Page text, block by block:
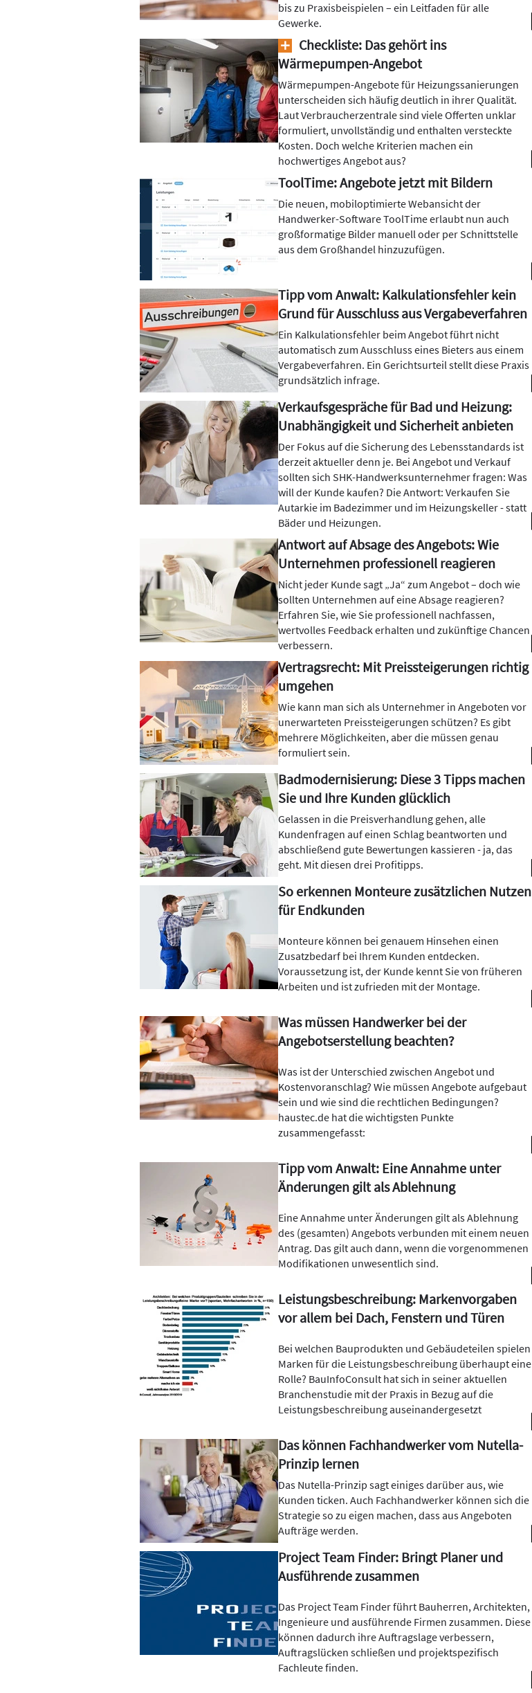
bis zu Praxisbeispielen – ein Leitfaden für alle
Gewerke.
Checkliste: Das gehört ins
Wärmepumpen-Angebot
Wärmepumpen-Angebote für Heizungssanierungen
unterscheiden sich häufig deutlich in ihrer Qualität.
Laut Verbraucherzentrale sind viele Offerten unklar
formuliert, unvollständig und enthalten versteckte
Kosten. Doch welche Kriterien machen ein
hochwertiges Angebot aus?
ToolTime: Angebote jetzt mit Bildern
Die neuen, mobiloptimierte Webansicht der
Handwerker-Software ToolTime erlaubt nun auch
großformatige Bilder manuell oder per Schnittstelle
aus dem Großhandel hinzuzufügen.
Tipp vom Anwalt: Kalkulationsfehler kein
Grund für Ausschluss aus Vergabeverfahren
Ein Kalkulationsfehler beim Angebot führt nicht
automatisch zum Ausschluss eines Bieters aus einem
Vergabeverfahren. Ein Gerichtsurteil stellt diese Praxis
grundsätzlich infrage.
Verkaufsgespräche für Bad und Heizung:
Unabhängigkeit und Sicherheit anbieten
Der Fokus auf die Sicherung des Lebensstandards ist
derzeit aktueller denn je. Bei Angebot und Verkauf
sollten sich SHK-Handwerksunternehmer fragen: Was
will der Kunde kaufen? Die Antwort: Verkaufen Sie
Autarkie im Badezimmer und im Heizungskeller - statt
Bäder und Heizungen.
Antwort auf Absage des Angebots: Wie
Unternehmen professionell reagieren
Nicht jeder Kunde sagt „Ja“ zum Angebot – doch wie
sollten Unternehmen auf eine Absage reagieren?
Erfahren Sie, wie Sie professionell nachfassen,
wertvolles Feedback erhalten und zukünftige Chancen
verbessern.
Vertragsrecht: Mit Preissteigerungen richtig
umgehen
Wie kann man sich als Unternehmer in Angeboten vor
unerwarteten Preissteigerungen schützen? Es gibt
mehrere Möglichkeiten, aber die müssen genau
formuliert sein.
Badmodernisierung: Diese 3 Tipps machen
Sie und Ihre Kunden glücklich
Gelassen in die Preisverhandlung gehen, alle
Kundenfragen auf einen Schlag beantworten und
abschließend gute Bewertungen kassieren - ja, das
geht. Mit diesen drei Profitipps.
So erkennen Monteure zusätzlichen Nutzen
für Endkunden
Monteure können bei genauem Hinsehen einen
Zusatzbedarf bei Ihrem Kunden entdecken.
Voraussetzung ist, der Kunde kennt Sie von früheren
Arbeiten und ist zufrieden mit der Montage.
Was müssen Handwerker bei der
Angebotserstellung beachten?
Was ist der Unterschied zwischen Angebot und
Kostenvoranschlag? Wie müssen Angebote aufgebaut
sein und wie sind die rechtlichen Bedingungen?
haustec.de hat die wichtigsten Punkte
zusammengefasst:
Tipp vom Anwalt: Eine Annahme unter
Änderungen gilt als Ablehnung
Eine Annahme unter Änderungen gilt als Ablehnung
des (gesamten) Angebots verbunden mit einem neuen
Antrag. Das gilt auch dann, wenn die vorgenommenen
Modifikationen unwesentlich sind.
Leistungsbeschreibung: Markenvorgaben
vor allem bei Dach, Fenstern und Türen
Bei welchen Bauprodukten und Gebäudeteilen spielen
Marken für die Leistungsbeschreibung überhaupt eine
Rolle? BauInfoConsult hat sich in seiner aktuellen
Branchenstudie mit der Praxis in Bezug auf die
Leistungsbeschreibung auseinandergesetzt
Das können Fachhandwerker vom Nutella-
Prinzip lernen
Das Nutella-Prinzip sagt einiges darüber aus, wie
Kunden ticken. Auch Fachhandwerker können sich die
Strategie so zu eigen machen, dass aus Angeboten
Aufträge werden.
Project Team Finder: Bringt Planer und
Ausführende zusammen
Das Project Team Finder führt Bauherren, Architekten,
Ingenieure und ausführende Firmen zusammen. Diese
können dadurch ihre Auftragslage verbessern,
Auftragslücken schließen und projektspezifisch
Fachleute finden.